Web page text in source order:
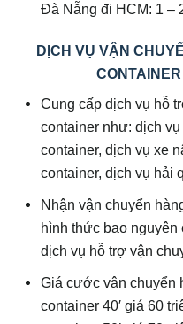
Đà Nẵng đi HCM: 1 –
DỊCH VỤ VẬN
Cung cấp dịch vụ hỗ
container như: dịch
container, dịch vụ xe
container, dịch vụ hải
Nhận vận chuyển
hình thức bao nguyên
dịch vụ hỗ trợ vận
Giá cước vận chuyển
container 40′ giá 60